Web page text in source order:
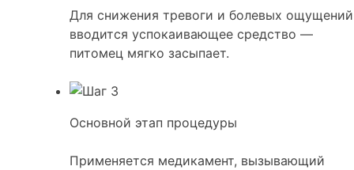
Для снижения тревоги и болевых ощущений
вводится успокаивающее средство —
питомец мягко засыпает.
Основной этап процедуры
Применяется медикамент, вызывающий